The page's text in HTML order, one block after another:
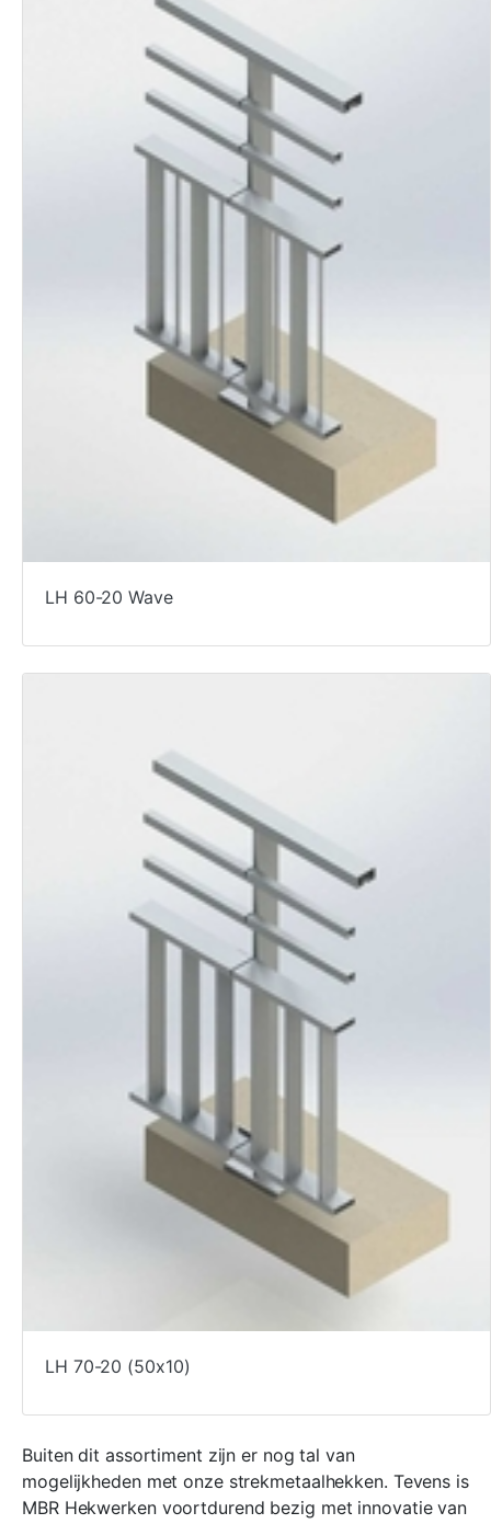
LH 60-20 Wave
LH 70-20 (50x10)
Buiten dit assortiment zijn er nog tal van
mogelijkheden met onze strekmetaalhekken. Tevens is
MBR Hekwerken voortdurend bezig met innovatie van